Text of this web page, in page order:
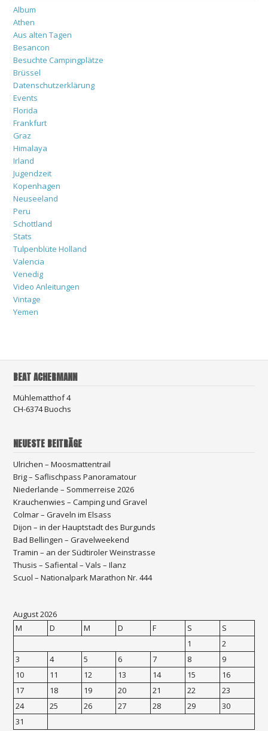
Album
Athen
Aus alten Tagen
Besancon
Besuchte Campingplätze
Brüssel
Datenschutzerklärung
Events
Florida
Frankfurt
Graz
Himalaya
Irland
Jugendzeit
Kopenhagen
Neuseeland
Peru
Schottland
Stats
Tulpenblüte Holland
Valencia
Venedig
Video Anleitungen
Vintage
Yemen
BEAT ACHERMANN
Mühlematthof 4
CH-6374 Buochs
NEUESTE BEITRÄGE
Ulrichen – Moosmattentrail
Brig – Saflischpass Panoramatour
Niederlande – Sommerreise 2026
Krauchenwies – Camping und Gravel
Colmar – Graveln im Elsass
Dijon – in der Hauptstadt des Burgunds
Bad Bellingen – Gravelweekend
Tramin – an der Südtiroler Weinstrasse
Thusis – Safiental – Vals – Ilanz
Scuol – Nationalpark Marathon Nr. 444
August 2026
M
D M D F S
S
1
2
3
4 5 6 7 8
9
10
11 12 13 14 15
16
17
18 19 20 21 22
23
24
25 26 27 28 29
30
31